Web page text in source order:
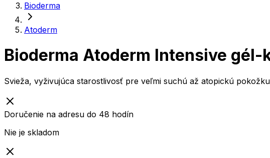
Bioderma
Atoderm
Bioderma Atoderm Intensive gél-
Svieža, vyživujúca starostlivosť pre veľmi suchú až atopickú
Doručenie na adresu do 48 hodín
Nie je skladom